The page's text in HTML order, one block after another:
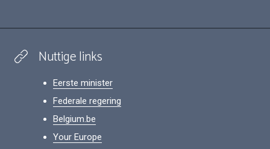
Nuttige links
Eerste minister
Federale regering
Belgium.be
Your Europe